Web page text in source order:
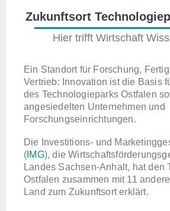
Zukunftsort
Hier trifft Wirtschaft
Ein Standort für Forschung,
Vertrieb: Innovation ist die Basis
des Technologieparks Ostfalen
angesiedelten Unternehmen und
Forschungseinrichtungen.
Die Investitions- und
( IMG), die
Landes Sachsen-Anhalt, hat den
Ostfalen zusammen mit 11
Land zum Zukunftsort erklärt.